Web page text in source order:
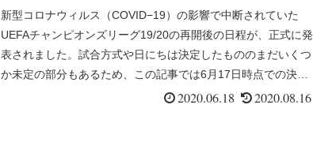
新型コロナウィルス（COVID−19）の影響で中断されていた
UEFAチャンピオンズリーグ19/20の再開後の日程が、正式に発
表されました。試合方式や日にちは決定したもののまだいくつ
か未定の部分もあるため、この記事では6月17日時点での決定
2020.06.18 2020.08.16